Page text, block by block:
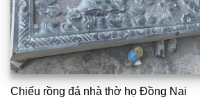
Chiếu rồng đá nhà thờ họ Đồng Nai